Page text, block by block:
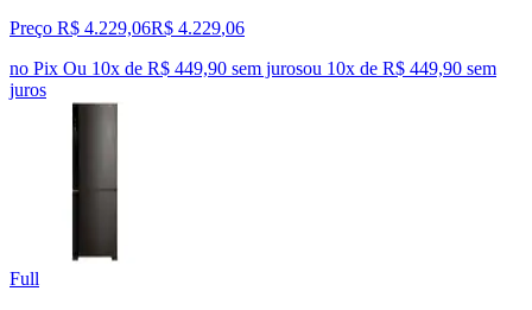
Preço R$ 4.229,06R$ 4.229,06
no Pix Ou 10x de R$ 449,90 sem jurosou 10x de R$ 449,90 sem
juros
Full